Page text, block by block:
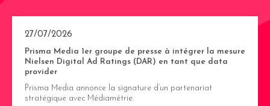
27/07/2026
Prisma Media 1er groupe de presse à intégrer la mesure
Nielsen Digital Ad Ratings (DAR) en tant que data
provider
Prisma Media annonce la signature d’un partenariat
stratégique avec Médiamétrie.